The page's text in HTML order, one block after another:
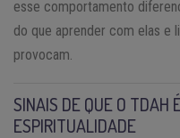
esse comportamento
do que aprender com elas e
provocam.
SINAIS DE QUE O TDAH
ESPIRITUALIDADE